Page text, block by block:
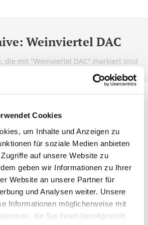
Cookies
um Inhalte und Anzeigen zu
für soziale Medien anbieten
auf unsere Website zu
geben wir Informationen zu Ihrer
Website an unsere Partner für
und Analysen weiter. Unsere
Informationen möglicherweise mit
die Sie ihnen bereitgestellt
Weinviertel DAC
die mit "Weinviertel DAC" markiert sind